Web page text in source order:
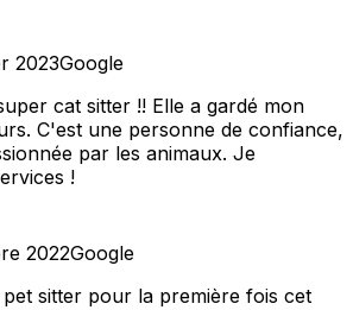
2023Google
cat sitter !! Elle a gardé mon
C'est une personne de confiance,
par les animaux. Je
!
2022Google
sitter pour la première fois cet